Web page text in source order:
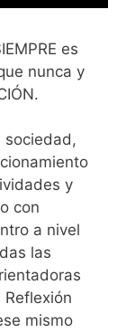
es
nunca y
sociedad,
y
con
a nivel
las
mismo